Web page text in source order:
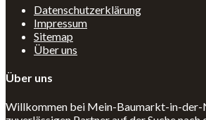
Datenschutzerklärung
Impressum
Sitemap
Über uns
Über uns
Willkommen bei Mein-Baumarkt-in-der-